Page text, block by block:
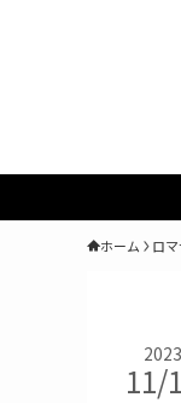
ホーム ロ
2023
11/